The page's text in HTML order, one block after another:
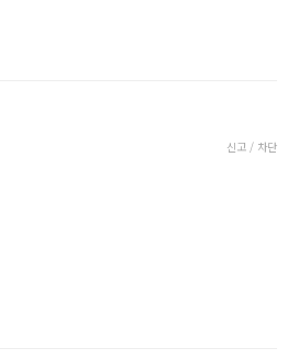
신고 / 차단